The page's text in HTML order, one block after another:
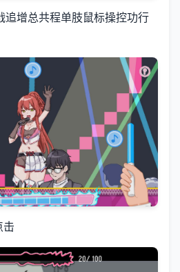
追增总共程单肢鼠标操控功行
击